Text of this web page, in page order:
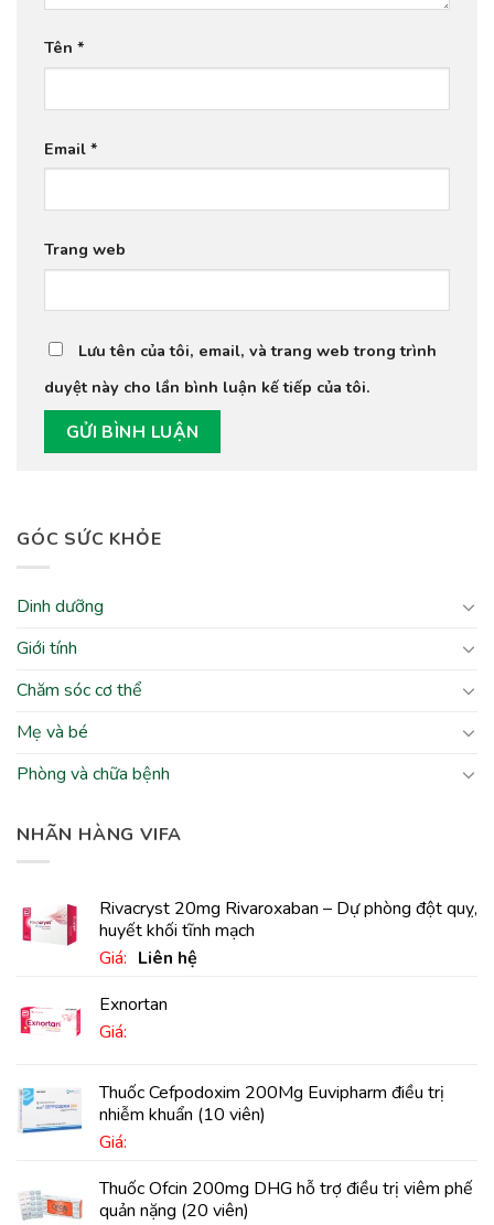
GÓC SỨC KHỎE
Dinh dưỡng
Giới tính
Chăm sóc cơ thể
Mẹ và bé
Phòng và chữa bệnh
NHÃN HÀNG VIFA
Rivacryst 20mg Rivaroxaban – Dự phòng đột quỵ,
huyết khối tĩnh mạch
Giá: Liên hệ
Exnortan
Giá:
Thuốc Cefpodoxim 200Mg Euvipharm điều trị
nhiễm khuẩn (10 viên)
Giá:
Thuốc Ofcin 200mg DHG hỗ trợ điều trị viêm phế
quản nặng (20 viên)
Tên *
Email *
Trang web
Lưu tên của tôi, email, và trang web trong trình
duyệt này cho lần bình luận kế tiếp của tôi.